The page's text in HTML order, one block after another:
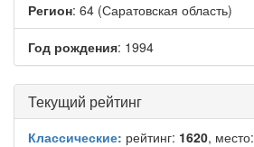
Регион: 64 (Саратовская область)
Год рождения: 1994
Текущий рейтинг
Классические: рейтинг: 1620, место: